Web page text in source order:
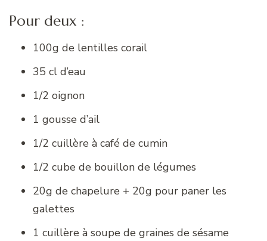
Pour deux :
100g de lentilles corail
35 cl d’eau
1/2 oignon
1 gousse d’ail
1/2 cuillère à café de cumin
1/2 cube de bouillon de légumes
20g de chapelure + 20g pour paner les
galettes
1 cuillère à soupe de graines de sésame